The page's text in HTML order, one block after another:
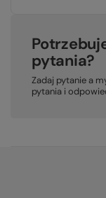
pytania?
Zadaj pytanie a
pytania i